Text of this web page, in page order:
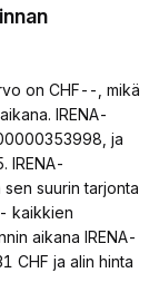
on CHF--, mikä
IRENA-
ja
IRENA-
suurin tarjonta
kaikkien
aikana IRENA-
CHF ja alin hinta